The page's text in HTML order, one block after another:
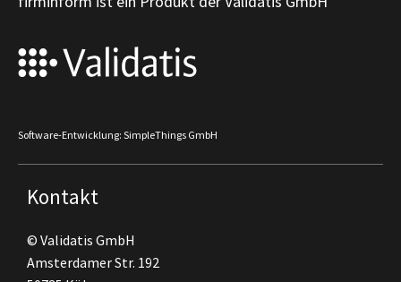
Software-Entwicklung: SimpleThings GmbH
Kontakt
© Validatis GmbH
Amsterdamer Str. 192